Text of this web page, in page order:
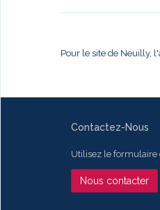
Pour le site de Neuilly,
Contactez-Nous
Utilisez le formulaire
Nous contacter